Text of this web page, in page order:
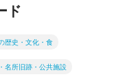
ド
歴史・文化・食
名所旧跡・公共施設